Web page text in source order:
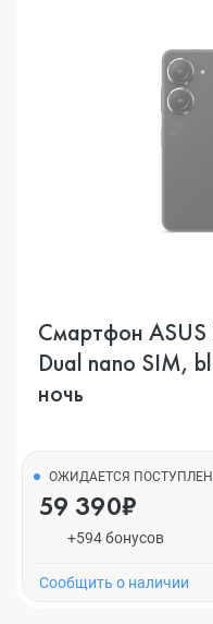
Смартфон
Dual nano SIM, black, Midnight, темная
ночь
ОЖИДАЕТСЯ
59 390₽
+594 бонусов
Cообщить о наличии